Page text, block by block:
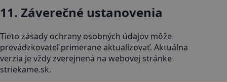
11. Záverečné ustanovenia
Tieto zásady ochrany osobných údajov môže
prevádzkovateľ primerane aktualizovať. Aktuálna
verzia je vždy zverejnená na webovej stránke
striekame.sk.